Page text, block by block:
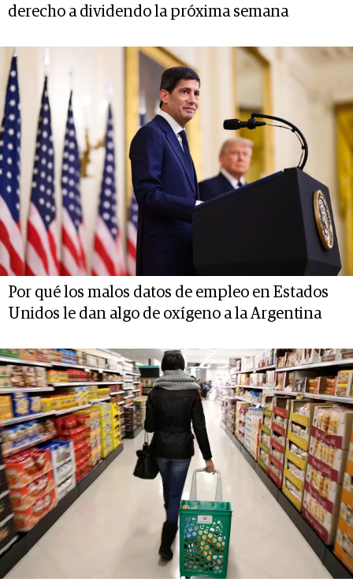
derecho a dividendo la próxima semana
Por qué los malos datos de empleo en Estados
Unidos le dan algo de oxígeno a la Argentina